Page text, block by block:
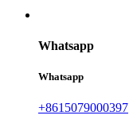
Whatsapp
Whatsapp
+8615079000397